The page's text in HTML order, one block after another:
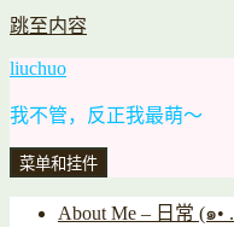
跳至内容
liuchuo
我不管，反正我最萌～
菜单和挂件
About Me – 日常 (๑•